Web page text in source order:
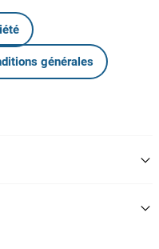
générales